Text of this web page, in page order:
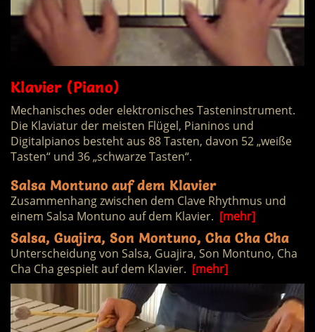
Klavier (Piano)
Mechanisches oder elektronisches Tasteninstrument.
Die Klaviatur der meisten Flügel, Pianinos und
Digitalpianos besteht aus 88 Tasten, davon 52 „weiße
Tasten“ und 36 „schwarze Tasten“.
Salsa Montuno auf dem Klavier
Zusammenhang zwischen dem Clave Rhythmus und
einem Salsa Montuno auf dem Klavier. [mehr]
Salsa, Guajira, Son Montuno, Cha Cha Cha
Unterscheidung von Salsa, Guajira, Son Montuno, Cha
Cha Cha gespielt auf dem Klavier. [mehr]